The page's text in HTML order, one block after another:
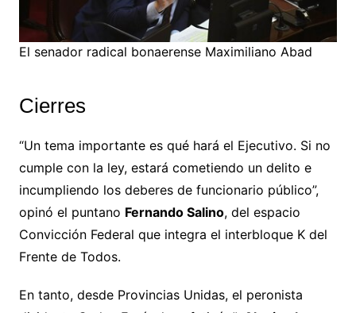
El senador radical bonaerense Maximiliano Abad
Cierres
“Un tema importante es qué hará el Ejecutivo. Si no
cumple con la ley, estará cometiendo un delito e
incumpliendo los deberes de funcionario público”,
opinó el puntano Fernando Salino, del espacio
Convicción Federal que integra el interbloque K del
Frente de Todos.
En tanto, desde Provincias Unidas, el peronista